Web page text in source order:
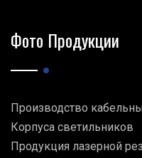
Фото Продукции
Производство
Корпуса светильников
Продукция лазерной